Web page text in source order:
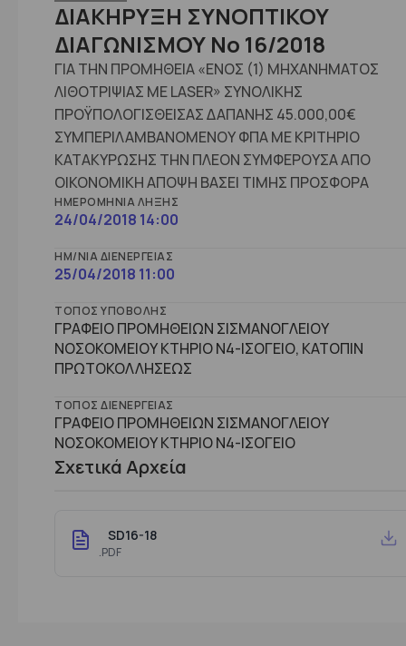
ΔΙΑΚΗΡΥΞΗ ΣΥΝΟΠΤΙΚΟΥ
ΔΙΑΓΩΝΙΣΜΟΥ No 16/2018
ΓΙΑ ΤΗΝ ΠΡΟΜΗΘΕΙΑ «ΕΝΟΣ (1) ΜΗΧΑΝΗΜΑΤΟΣ
ΛΙΘΟΤΡΙΨΙΑΣ ΜΕ LASER» ΣΥΝΟΛΙΚΗΣ
ΠΡΟΫΠΟΛΟΓΙΣΘΕΙΣΑΣ ΔΑΠΑΝΗΣ 45.000,00€
ΣΥΜΠΕΡΙΛΑΜΒΑΝΟΜΕΝΟΥ ΦΠΑ ΜΕ ΚΡΙΤΗΡΙΟ
ΚΑΤΑΚΥΡΩΣΗΣ ΤΗΝ ΠΛΕΟΝ ΣΥΜΦΕΡΟΥΣΑ ΑΠΟ
ΟΙΚΟΝΟΜΙΚΗ ΑΠΟΨΗ ΒΑΣΕΙ ΤΙΜΗΣ ΠΡΟΣΦΟΡΑ
ΗΜΕΡΟΜΗΝΊΑ ΛΉΞΗΣ
24/04/2018 14:00
ΗΜ/ΝΊΑ ΔΙΕΝΈΡΓΕΙΑΣ
25/04/2018 11:00
ΤΌΠΟΣ ΥΠΟΒΟΛΉΣ
ΓΡΑΦΕΙΟ ΠΡΟΜΗΘΕΙΩΝ ΣΙΣΜΑΝΟΓΛΕΙΟΥ
ΝΟΣΟΚΟΜΕΙΟΥ ΚΤΗΡΙΟ Ν4-ΙΣΟΓΕΙΟ, ΚΑΤΟΠΙΝ
ΠΡΩΤΟΚΟΛΛΗΣΕΩΣ
ΤΌΠΟΣ ΔΙΕΝΈΡΓΕΙΑΣ
ΓΡΑΦΕΙΟ ΠΡΟΜΗΘΕΙΩΝ ΣΙΣΜΑΝΟΓΛΕΙΟΥ
ΝΟΣΟΚΟΜΕΙΟΥ ΚΤHΡΙΟ Ν4-ΙΣΟΓΕΙΟ
Σχετικά Αρχεία
SD16-18
.PDF